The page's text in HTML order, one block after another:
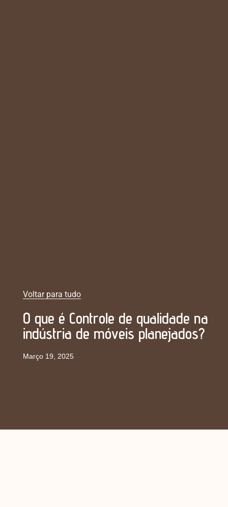
Voltar para tudo
O que é Controle de qualidade na
indústria de móveis planejados?
Março 19, 2025